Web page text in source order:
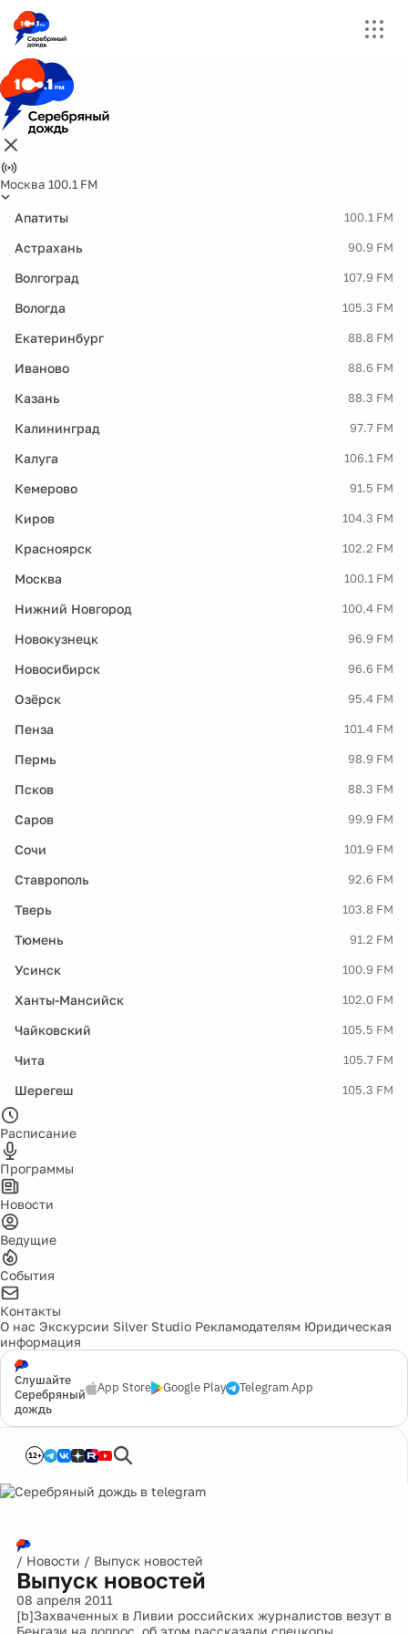
Москва 100.1 FM
Апатиты 100.1 FM
Астрахань 90.9 FM
Волгоград 107.9 FM
Вологда 105.3 FM
Екатеринбург 88.8 FM
Иваново 88.6 FM
Казань 88.3 FM
Калининград 97.7 FM
Калуга 106.1 FM
Кемерово 91.5 FM
Киров 104.3 FM
Красноярск 102.2 FM
Москва 100.1 FM
Нижний Новгород 100.4 FM
Новокузнецк 96.9 FM
Новосибирск 96.6 FM
Озёрск 95.4 FM
Пенза 101.4 FM
Пермь 98.9 FM
Псков 88.3 FM
Саров 99.9 FM
Сочи 101.9 FM
Ставрополь 92.6 FM
Тверь 103.8 FM
Тюмень 91.2 FM
Усинск 100.9 FM
Ханты-Мансийск 102.0 FM
Чайковский 105.5 FM
Чита 105.7 FM
Шерегеш 105.3 FM
Расписание
Программы
Новости
Ведущие
События
Контакты
О нас Экскурсии Silver Studio Рекламодателям Юридическая
информация
Слушайте
Серебряный
дождь
App Store Google Play Telegram App
12+
/ Новости / Выпуск новостей
Выпуск новостей
08 апреля 2011
[b]Захваченных в Ливии российских журналистов везут в